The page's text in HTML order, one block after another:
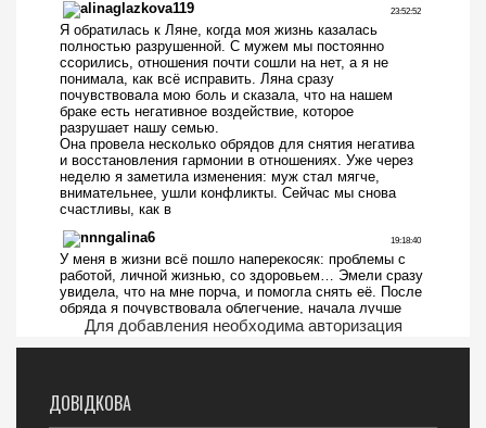
Для добавления необходима авторизация
ДОВІДКОВА